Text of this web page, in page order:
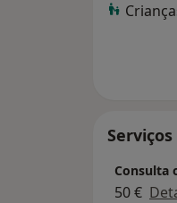
Consulta
50 €